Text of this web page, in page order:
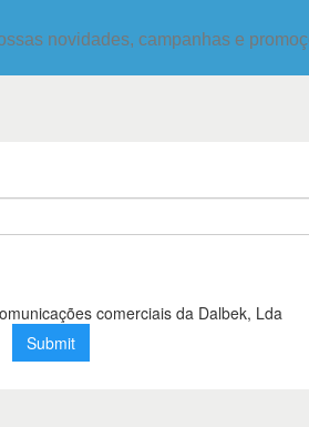
novidades, campanhas e